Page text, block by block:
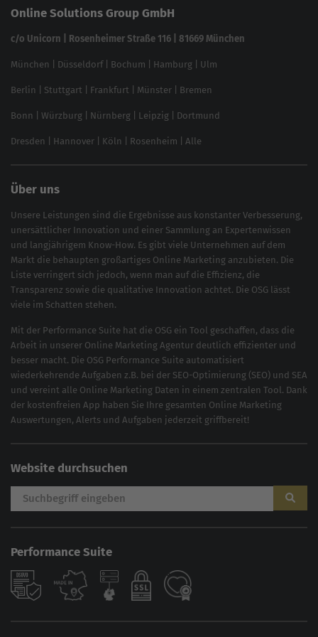
feed2content.ai
In ChatGPT gefunden werden
Linkbuilding 2025
Local SEO
SEO für Online Shops
Brand Monitoring 2025
Online Solutions Group GmbH
c/o Unicorn | Rosenheimer Straße 116 | 81669 München
München Düsseldorf| Bochum Hamburg Ulm
Berlin Stuttgart Frankfurt Münster Bremen
Bonn Würzburg Nürnberg Leipzig Dortmund
Dresden Hannover Köln Rosenheim Alle
Über uns
Unsere Leistungen sind die Ergebnisse aus konstanter Verbesserung,
unersättlicher Innovation und einer Sammlung an Expertenwissen
und langjährigem Know-How. Es gibt viele Unternehmen auf dem
Markt die behaupten großartiges Online Marketing anzubieten. Die
Liste verringert sich jedoch, wenn man auf die Effizienz, die
Transparenz sowie die qualitative Innovation achtet. Die OSG lässt
viele im Schatten stehen.
Mit der Performance Suite hat die OSG ein Tool geschaffen, dass die
Arbeit in unserer Online Marketing Agentur deutlich effizienter und
besser macht. Die OSG Performance Suite automatisiert
wiederkehrende Aufgaben z.B. bei der SEO-Optimierung (SEO) und SEA
und vereint alle Online Marketing Daten in einem zentralen Tool. Dank
der kostenfreien App haben Sie Ihre gesamten Online Marketing
Auswertungen, Alerts und Aufgaben jederzeit griffbereit!
Website durchsuchen
Performance Suite